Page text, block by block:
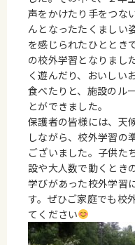
声をかけたり手をつな
んとなったたくましい
を感じられたひととき
の校外学習となりまし
く遊んだり、おいしい
食べたりと、施設のル
とができました。
保護者の皆様には、天
しながら、校外学習の
ございました。子供た
設や大人数で動くとき
学びがあった校外学習
す。ぜひご家庭でも校
てください